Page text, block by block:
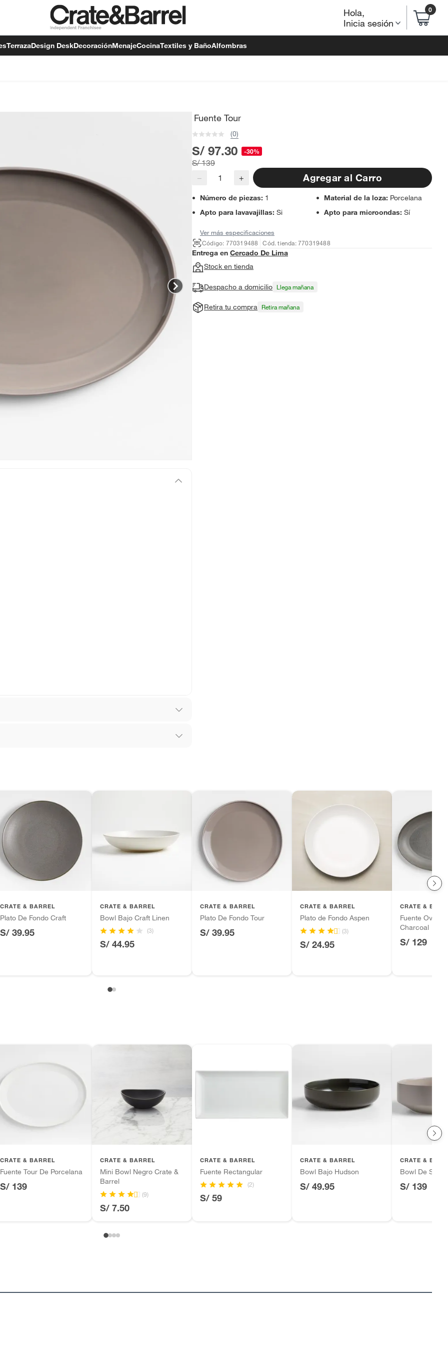
Hola,
Inicia sesión
0
TerrazaDesign DeskDecoraciónMenajeCocinaTextiles y BañoAlfombras
cm x 28 cm
diferentes, otras con restricciones y algunas
tienen:
productos para asfalto, hormigón, albañilería.
productos para asfalto.
tecnología, línea blanca, colchones, muebles,
suplementos alimenticios, vitaminas.
Fuente Tour
(0)
S/ 97.30 -30%
S/ 139
−
+ Agregar al Carro
Número de piezas: 1 Material de la loza: Porcelana
Apto para lavavajillas: Si Apto para microondas: Sí
Ver más especificaciones
Código: 770319488
Cód. tienda: 770319488
Entrega en Cercado De Lima
Stock en tienda
Despacho a domicilio Llega mañana
Retira tu compra Retira mañana
CRATE & BARREL
Plato De Fondo Craft
S/ 39.95
CRATE & BARREL
Bowl Bajo Craft Linen
(3)
S/ 44.95
CRATE & BARREL
Plato De Fondo Tour
S/ 39.95
CRATE & BARREL
Plato de Fondo Aspen
(3)
S/ 24.95
CRATE &
Fuente
Charcoal
S/ 129
CRATE & BARREL
Fuente Tour De Porcelana
S/ 139
CRATE & BARREL
Mini Bowl Negro Crate &
Barrel
(9)
S/ 7.50
CRATE & BARREL
Fuente Rectangular
(2)
S/ 59
CRATE & BARREL
Bowl Bajo Hudson
S/ 49.95
CRATE &
Bowl De
S/ 139